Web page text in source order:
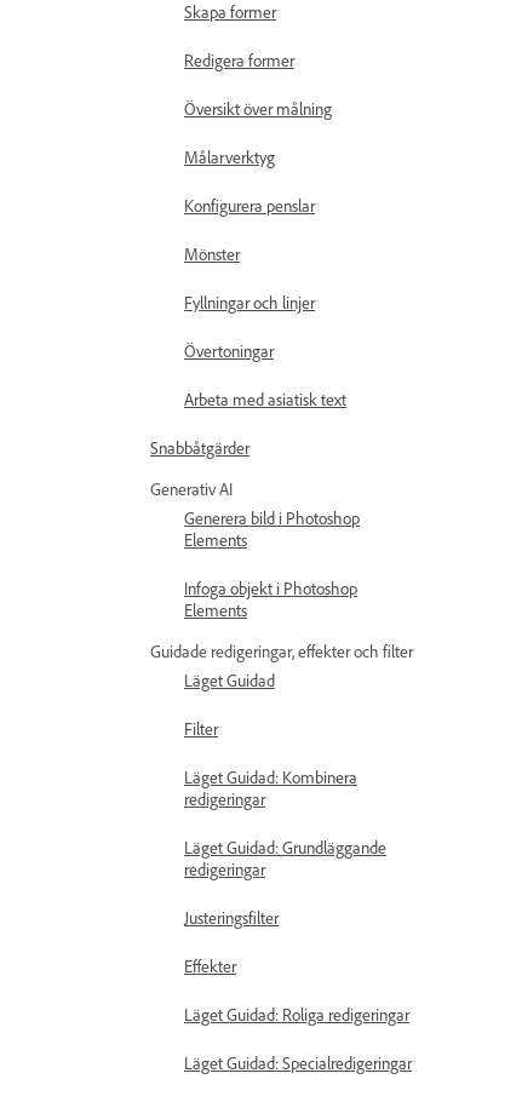
Skapa former
Redigera former
Översikt över målning
Målarverktyg
Konfigurera penslar
Mönster
Fyllningar och linjer
Övertoningar
Arbeta med asiatisk text
Snabbåtgärder
Generativ AI
Generera bild i Photoshop
Elements
Infoga objekt i Photoshop
Elements
Guidade redigeringar, effekter och filter
Läget Guidad
Filter
Läget Guidad: Kombinera
redigeringar
Läget Guidad: Grundläggande
redigeringar
Justeringsfilter
Effekter
Läget Guidad: Roliga redigeringar
Läget Guidad: Specialredigeringar